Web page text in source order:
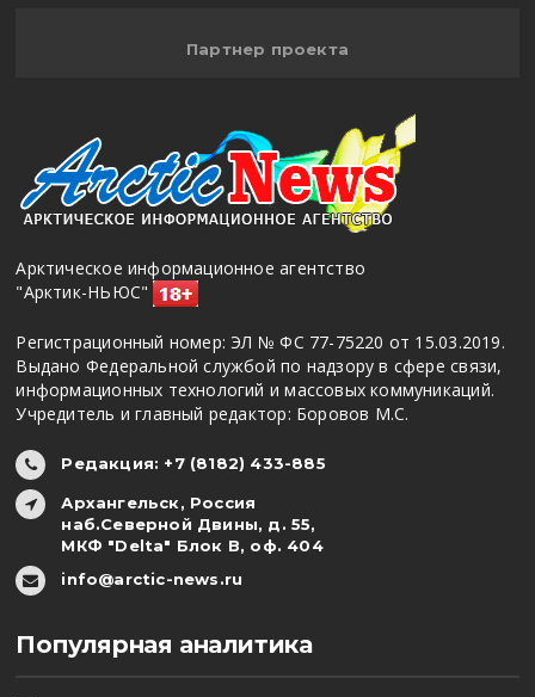
Партнер проекта
Арктическое информационное агентство
"Арктик-НЬЮС"
Регистрационный номер: ЭЛ № ФС 77-75220 от 15.03.2019.
Выдано Федеральной службой по надзору в сфере связи,
информационных технологий и массовых коммуникаций.
Учредитель и главный редактор: Боровов М.С.
Редакция: +7 (8182) 433-885
Архангельск, Россия
наб.Северной Двины, д. 55,
МКФ "Delta" Блок В, оф. 404
info@arctic-news.ru
Популярная аналитика